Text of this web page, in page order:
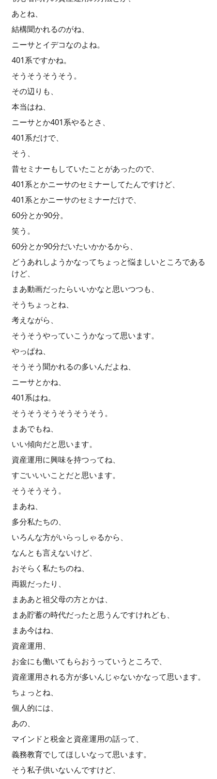
あとね、
結構聞かれるのがね、
ニーサとイデコなのよね。
401系ですかね。
そうそうそうそう。
その辺りも、
本当はね、
ニーサとか401系やるとさ、
401系だけで、
そう、
昔セミナーもしていたことがあったので、
401系とかニーサのセミナーしてたんですけど、
401系とかニーサのセミナーだけで、
60分とか90分。
笑う。
60分とか90分だいたいかかるから、
どうあれしようかなってちょっと悩ましいところである
けど、
まあ動画だったらいいかなと思いつつも、
そうちょっとね、
考えながら、
そうそうやっていこうかなって思います。
やっぱね、
そうそう聞かれるの多いんだよね、
ニーサとかね、
401系はね。
そうそうそうそうそうそう。
まあでもね、
いい傾向だと思います。
資産運用に興味を持つってね、
すごいいいことだと思います。
そうそうそう。
まあね、
多分私たちの、
いろんな方がいらっしゃるから、
なんとも言えないけど、
おそらく私たちのね、
両親だったり、
まああと祖父母の方とかは、
まあ貯蓄の時代だったと思うんですけれども、
まあ今はね、
資産運用、
お金にも働いてもらおうっていうところで、
資産運用される方が多いんじゃないかなって思います。
ちょっとね、
個人的には、
あの、
マインドと税金と資産運用の話って、
義務教育でしてほしいなって思います。
そう私子供いないんですけど、